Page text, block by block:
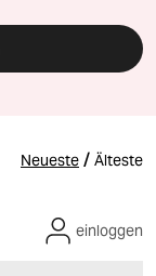
Neueste / Älteste
einloggen